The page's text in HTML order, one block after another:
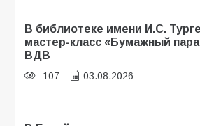
В библиотеке имени И.С.
мастер-класс «Бумажный
ВДВ
107 03.08.2026